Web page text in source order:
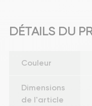
DÉTAILS DU
Couleur
Dimensions
de l'article